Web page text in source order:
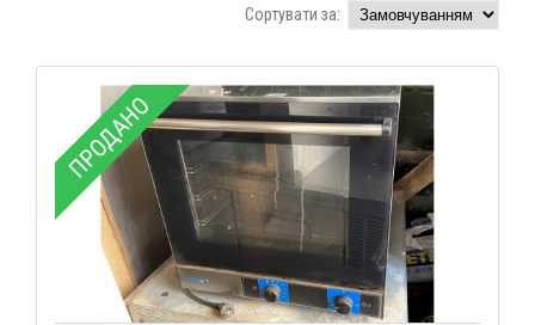
Сортувати за:
ПРОДАНО